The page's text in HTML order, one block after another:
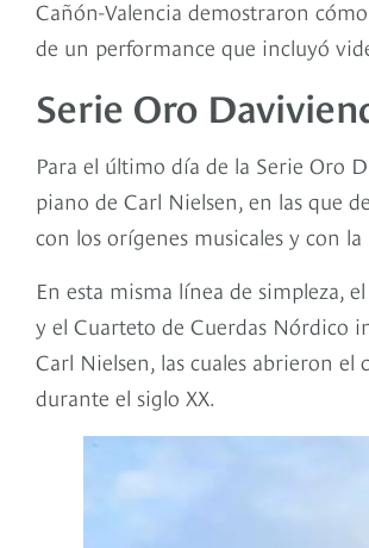
Cañón-Valencia demostraron
de un performance que incluyó
Serie Oro
Para el último día de la Serie Oro
piano de Carl Nielsen, en las que
con los orígenes musicales y con la
En esta misma línea de simpleza,
y el Cuarteto de Cuerdas Nórdico
Carl Nielsen, las cuales abrieron
durante el siglo XX.